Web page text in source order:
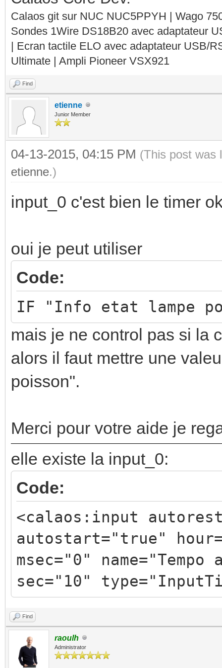
</calaos:rule>
<calaos:rule
<calaos:action
val="true"/>
</
</calaos:rule>
</calaos:rules>
return true
Calaos git sur NUC NUC5PPYH | Wago
Sondes 1Wire DS18B20 avec adaptateur
| Ecran tactile ELO avec adaptateur USB/
Ultimate | Ampli Pioneer VSX921
Find
etienne
Junior Member
04-13-2015, 04:15 PM (This post was
etienne.)
input_0 c'est bien le timer
oui je peut utiliser
Code:
IF "Info etat lampe
mais je ne control pas si la
alors il faut mettre une
poisson".
Merci pour votre aide je
elle existe la input_0:
Code:
<calaos:input
autostart="true"
msec="0"
sec="10"
Find
raoulh
Administrator